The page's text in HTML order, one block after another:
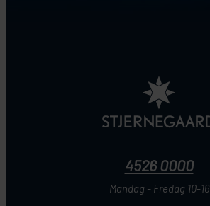
4526 0000
Mandag - Fredag 10-16